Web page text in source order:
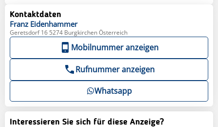
Kontaktdaten
Franz Eidenhammer
Geretsdorf 16 5274 Burgkirchen Österreich
Mobilnummer anzeigen
Rufnummer anzeigen
Whatsapp
Interessieren Sie sich für diese Anzeige?